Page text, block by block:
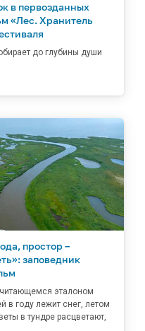
в первозданных
«Лес. Хранитель
до глубины души
простор –
заповедник
эталоном
в году лежит снег, летом
в тундре расцветают,